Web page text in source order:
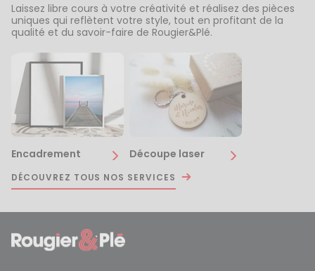
Laissez libre cours à votre créativité et réalisez des pièces
uniques qui reflètent votre style, tout en profitant de la
qualité et du savoir-faire de Rougier&Plé.
Encadrement Découpe laser
DÉCOUVREZ TOUS NOS SERVICES